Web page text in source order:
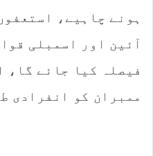
ہونے چاہیے،
آئین اور اسمبلی
فیصلہ کیا جائے گا،
ممبران کو انفرادی